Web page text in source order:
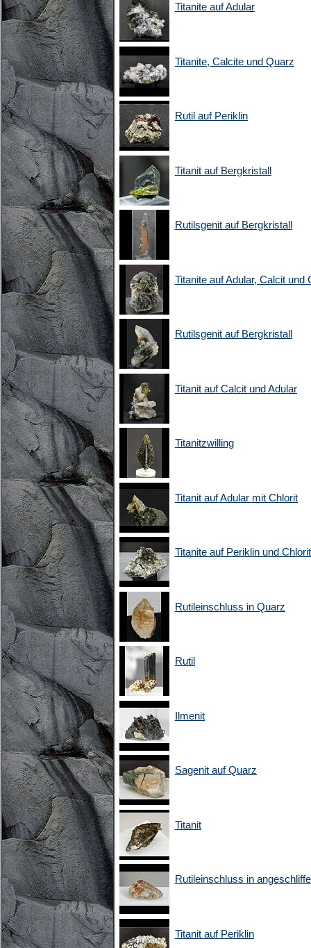
Titanite auf Adular
Titanite, Calcite und Quarz
Rutil auf Periklin
Titanit auf Bergkristall
Rutilsgenit auf Bergkristall
Titanite auf Adular, Calcit und
Rutilsgenit auf Bergkristall
Titanit auf Calcit und Adular
Titanitzwilling
Titanit auf Adular mit Chlorit
Titanite auf Periklin und Chlorit
Rutileinschluss in Quarz
Rutil
Ilmenit
Sagenit auf Quarz
Titanit
Rutileinschluss in
Titanit auf Periklin